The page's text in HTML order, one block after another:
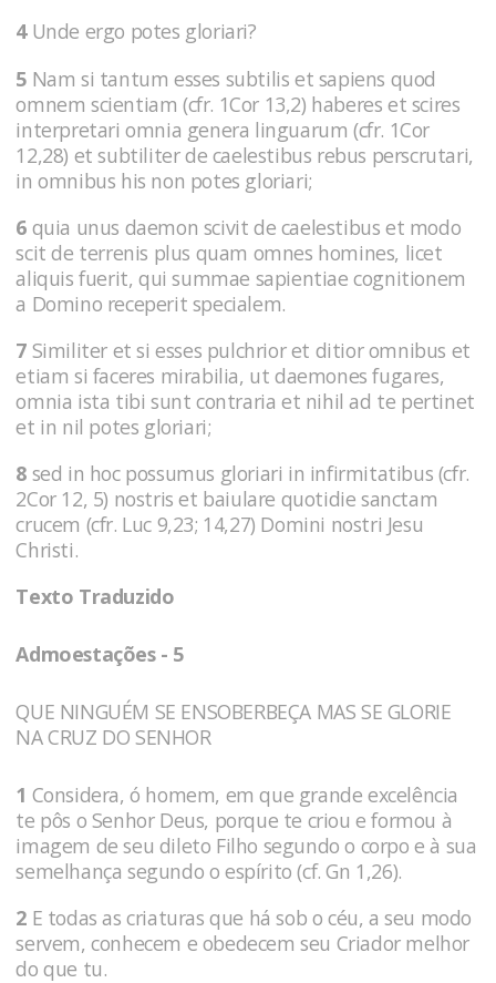
4Unde ergo potes gloriari?
5 Nam si tantum esses subtilis et sapiens quod
omnem scientiam (cfr. 1Cor 13,2) haberes et scires
interpretari omnia genera linguarum (cfr. 1Cor
12,28) et subtiliter de caelestibus rebus perscrutari,
in omnibus his non potes gloriari;
6 quia unus daemon scivit de caelestibus et modo
scit de terrenis plus quam omnes homines, licet
aliquis fuerit, qui summae sapientiae cognitionem
a Domino receperit specialem.
7 Similiter et si esses pulchrior et ditior omnibus et
etiam si faceres mirabilia, ut daemones fugares,
omnia ista tibi sunt contraria et nihil ad te pertinet
et in nil potes gloriari;
8 sed in hoc possumus gloriari in infirmitatibus (cfr.
2Cor 12, 5) nostris et baiulare quotidie sanctam
crucem (cfr. Luc 9,23; 14,27) Domini nostri Jesu
Christi.
Texto Traduzido
Admoestações - 5
QUE NINGUÉM SE ENSOBERBEÇA MAS SE GLORIE
NA CRUZ DO SENHOR
1 Considera, ó homem, em que grande excelência
te pôs o Senhor Deus, porque te criou e formou à
imagem de seu dileto Filho segundo o corpo e à sua
semelhança segundo o espírito (cf. Gn 1,26).
2 E todas as criaturas que há sob o céu, a seu modo
servem, conhe­cem e obe­decem seu Criador melhor
do que tu.